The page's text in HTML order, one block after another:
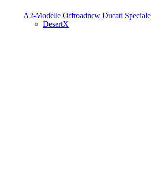
A2-Modelle Offroadnew Ducati Speciale
DesertX